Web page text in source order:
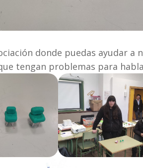
donde puedas ayudar a
tengan problemas para